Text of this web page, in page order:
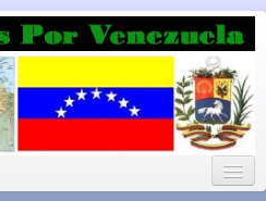
Democracia
que le ha caido a esta tierra